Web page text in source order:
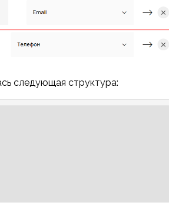
следующая структура: